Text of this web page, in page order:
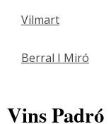
Vilmart
Berral I Miró
Vins Padró